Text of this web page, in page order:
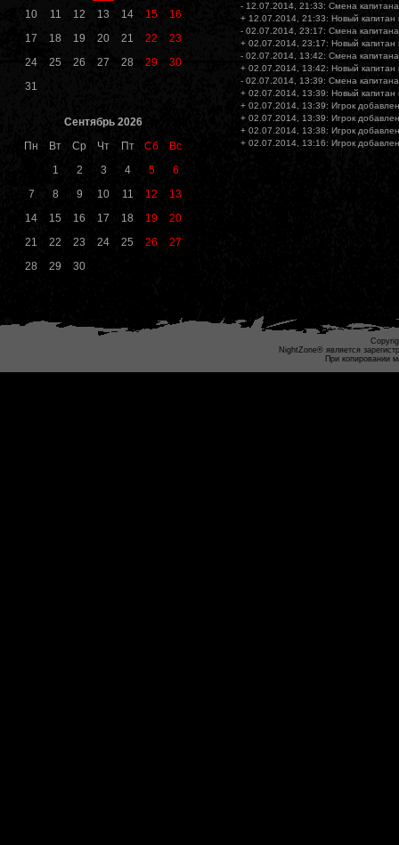
10
11 12 13 14 15
16
17
18 19 20 21 22
23
24
25 26 27 28 29
30
31
Сентябрь 2026
Пн
Вт Ср Чт Пт Сб
Вс
1
2 3 4 5
6
7
8 9 10 11 12
13
14
15 16 17 18 19
20
21
22 23 24 25 26
27
28
29 30
- 12.07.2014, 21:33: Смена
+ 12.07.2014, 21:33: Новый капитан
- 02.07.2014, 23:17: Смена
+ 02.07.2014, 23:17: Новый капитан
- 02.07.2014, 13:42: Смена
+ 02.07.2014, 13:42: Новый капитан
- 02.07.2014, 13:39: Смена
+ 02.07.2014, 13:39: Новый капитан
+ 02.07.2014, 13:39: Игрок
+ 02.07.2014, 13:39: Игрок
+ 02.07.2014, 13:38: Игрок
+ 02.07.2014, 13:16: Игрок
NightZone® является
При копировании